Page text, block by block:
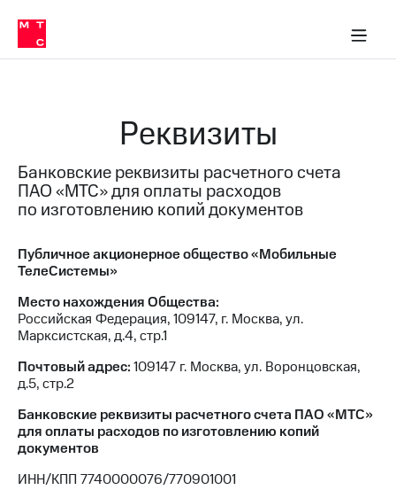
Медиа-центр
и акционерам
Устойчивое развитие
Комплаенс и деловая этика
компании
Карьера
История
компании
Правовая
Контакты
Медиа-центр
Пресс-
МТС
о технологиях
Достижения
релизы
МТС
Реквизиты
Банковские реквизиты расчетного счета
ПАО «МТС» для оплаты расходов
по изготовлению копий документов
Публичное акционерное общество «Мобильные
ТелеСистемы»
Место нахождения Общества:
Российская Федерация, 109147, г. Москва, ул.
Марксистская, д.4, стр.1
Почтовый адрес:109147 г. Москва, ул. Воронцовская,
д.5, стр.2
Банковские реквизиты расчетного счета ПАО «МТС»
для оплаты расходов по изготовлению копий
документов
ИНН/КПП 7740000076/770901001